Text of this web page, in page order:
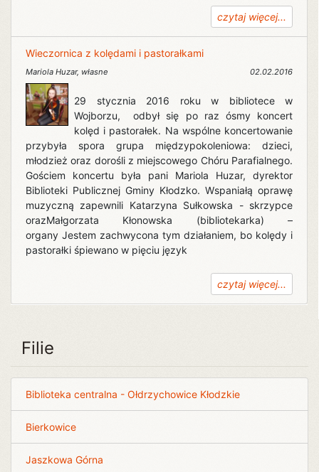
czytaj więcej...
Wieczornica z kolędami i pastorałkami
Mariola Huzar, własne 02.02.2016
29 stycznia 2016 roku w bibliotece w
Wojborzu, odbył się po raz ósmy koncert
kolęd i pastorałek. Na wspólne koncertowanie
przybyła spora grupa międzypokoleniowa: dzieci,
młodzież oraz dorośli z miejscowego Chóru Parafialnego.
Gościem koncertu była pani Mariola Huzar, dyrektor
Biblioteki Publicznej Gminy Kłodzko. Wspaniałą oprawę
muzyczną zapewnili Katarzyna Sułkowska - skrzypce
orazMałgorzata Kłonowska (bibliotekarka) –
organy Jestem zachwycona tym działaniem, bo kolędy i
pastorałki śpiewano w pięciu język
czytaj więcej...
Filie
Biblioteka centralna - Ołdrzychowice Kłodzkie
Bierkowice
Jaszkowa Górna